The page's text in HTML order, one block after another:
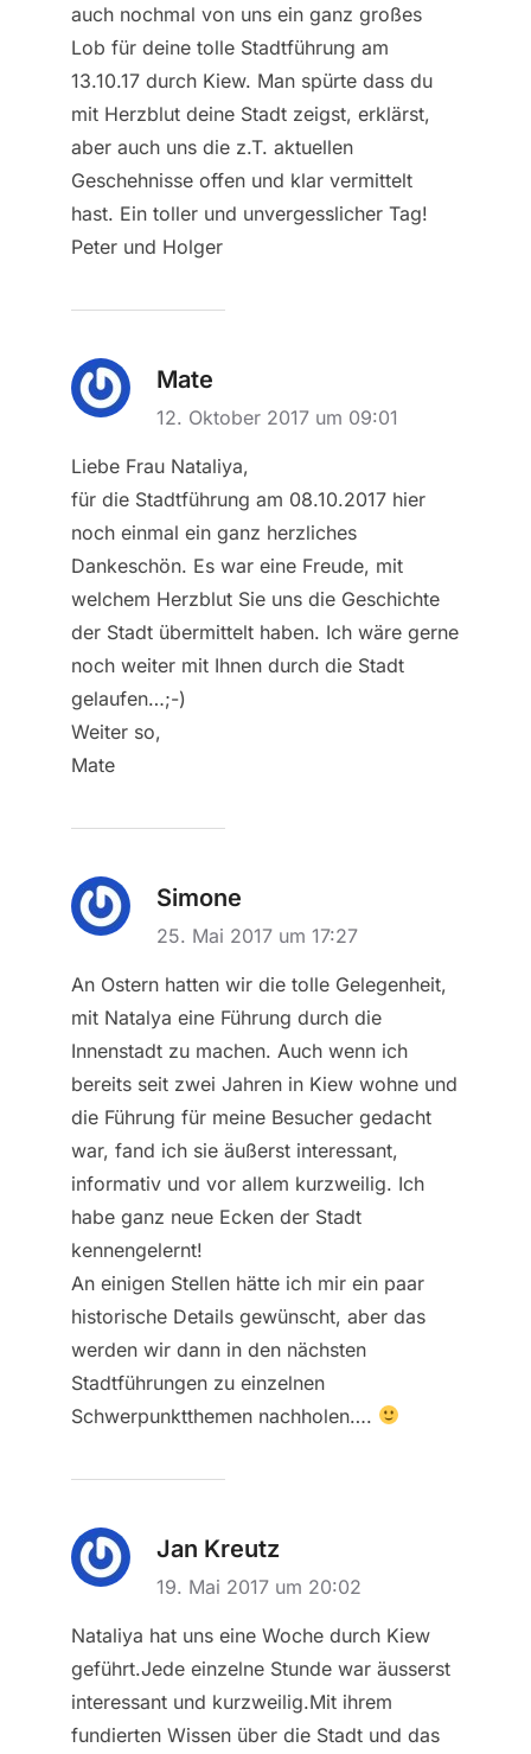
auch nochmal von uns ein ganz großes
Lob für deine tolle Stadtführung am
13.10.17 durch Kiew. Man spürte dass du
mit Herzblut deine Stadt zeigst, erklärst,
aber auch uns die z.T. aktuellen
Geschehnisse offen und klar vermittelt
hast. Ein toller und unvergesslicher Tag!
Peter und Holger
Mate
12. Oktober 2017 um 09:01
Liebe Frau Nataliya,
für die Stadtführung am 08.10.2017 hier
noch einmal ein ganz herzliches
Dankeschön. Es war eine Freude, mit
welchem Herzblut Sie uns die Geschichte
der Stadt übermittelt haben. Ich wäre gerne
noch weiter mit Ihnen durch die Stadt
gelaufen…;-)
Weiter so,
Mate
Simone
25. Mai 2017 um 17:27
An Ostern hatten wir die tolle Gelegenheit,
mit Natalya eine Führung durch die
Innenstadt zu machen. Auch wenn ich
bereits seit zwei Jahren in Kiew wohne und
die Führung für meine Besucher gedacht
war, fand ich sie äußerst interessant,
informativ und vor allem kurzweilig. Ich
habe ganz neue Ecken der Stadt
kennengelernt!
An einigen Stellen hätte ich mir ein paar
historische Details gewünscht, aber das
werden wir dann in den nächsten
Stadtführungen zu einzelnen
Schwerpunktthemen nachholen….
Jan Kreutz
19. Mai 2017 um 20:02
Nataliya hat uns eine Woche durch Kiew
geführt.Jede einzelne Stunde war äusserst
interessant und kurzweilig.Mit ihrem
fundierten Wissen über die Stadt und das